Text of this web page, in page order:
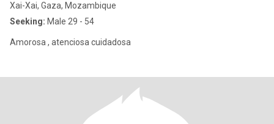
Xai-Xai, Gaza, Mozambique
Seeking: Male 29 - 54
Amorosa , atenciosa cuidadosa